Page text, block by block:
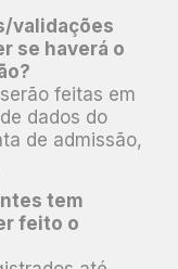
validações
se haverá o
feitas em
dados do
de admissão,
tem
feito o